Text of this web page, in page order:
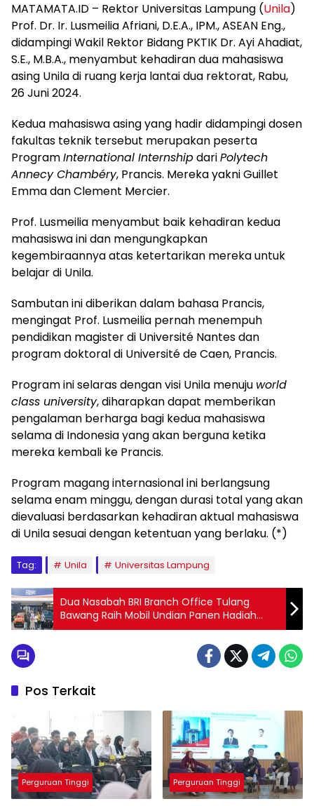
MATAMATA.ID – Rektor Universitas Lampung (Unila)
Prof. Dr. Ir. Lusmeilia Afriani, D.E.A., IPM., ASEAN Eng.,
didampingi Wakil Rektor Bidang PKTIK Dr. Ayi Ahadiat,
S.E., M.B.A., menyambut kehadiran dua mahasiswa
asing Unila di ruang kerja lantai dua rektorat, Rabu,
26 Juni 2024.
Kedua mahasiswa asing yang hadir didampingi dosen
fakultas teknik tersebut merupakan peserta
ProgramInternational InternshipdariPolytech
Annecy Chambéry, Prancis. Mereka yakni Guillet
Emma dan Clement Mercier.
Prof. Lusmeilia menyambut baik kehadiran kedua
mahasiswa ini dan mengungkapkan
kegembiraannya atas ketertarikan mereka untuk
belajar di Unila.
Sambutan ini diberikan dalam bahasa Prancis,
mengingat Prof. Lusmeilia pernah menempuh
pendidikan magister di Université Nantes dan
program doktoral di Université de Caen, Prancis.
Program ini selaras dengan visi Unila menuju world
class university, diharapkan dapat memberikan
pengalaman berharga bagi kedua mahasiswa
selama di Indonesia yang akan berguna ketika
mereka kembali ke Prancis.
Program magang internasional ini berlangsung
selama enam minggu, dengan durasi total yang akan
dievaluasi berdasarkan kehadiran aktual mahasiswa
di Unila sesuai dengan ketentuan yang berlaku. (*)
Tag: Unila Universitas Lampung
Dua Nasabah BRI Branch Office Tulang
Bawang Raih Mobil Undian Panen Hadiah
Simpedes Semester II 2023
Pos Terkait
Perguruan Tinggi Perguruan Tinggi